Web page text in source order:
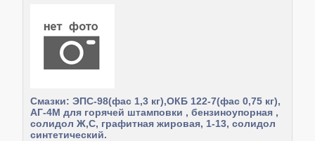
Смазки: ЭПС-98(фас 1,3 кг),ОКБ 122-7(фас 0,75 кг),
АГ-4М для горячей штамповки , бензиноупорная ,
солидол Ж,С, графитная жировая, 1-13, солидол
синтетический.